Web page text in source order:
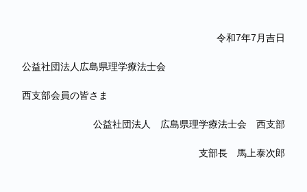
令和7年7月吉日
公益社団法人広島県理学療法士会
西支部会員の皆さま
公益社団法人 広島県理学療法士会 西支部
支部長 馬上泰次郎